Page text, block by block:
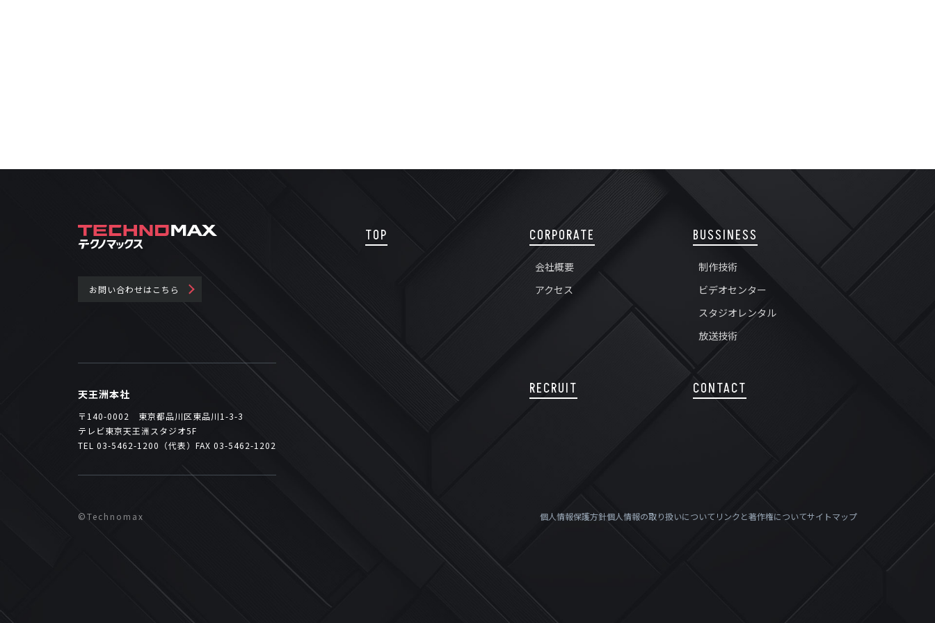
お問い合わせはこちら
天王洲本社
〒140-0002 東京都品川区東品川1-3-3
テレビ東京天王洲スタジオ5F
TEL 03-5462-1200（代表）FAX 03-5462-1202
TOP CORPORATE
会社概要
アクセス
BUSSINESS
制作技術
ビデオセンター
スタジオレンタル
放送技術
RECRUIT CONTACT
個人情報保護方針個人情報の取り扱いについて リンクと著作権についてサイトマップ
©Technomax